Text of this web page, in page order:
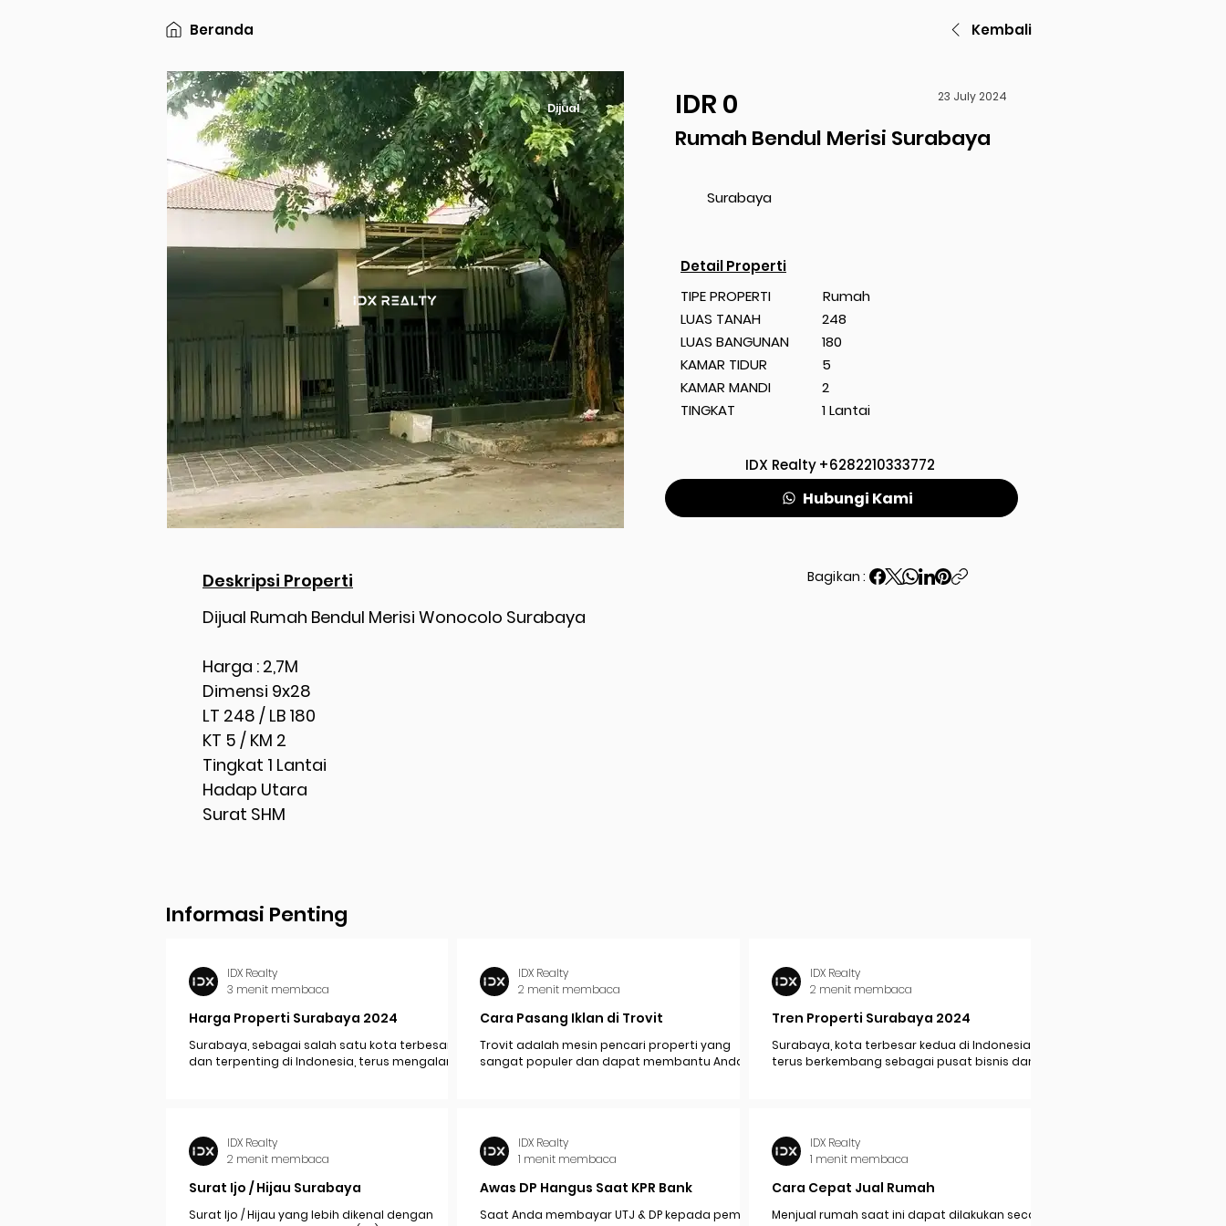
Beranda Kembali
Dijual IDR 0 23 July 2024
Rumah Bendul Merisi Surabaya
Surabaya
Detail Properti
TIPE PROPERTI
LUAS TANAH
LUAS BANGUNAN
KAMAR TIDUR
KAMAR MANDI
TINGKAT
Rumah
248
180
5
2
1 Lantai
IDX Realty+6282210333772
Hubungi Kami
Deskripsi Properti Bagikan :
Dijual Rumah Bendul Merisi Wonocolo Surabaya
Harga : 2,7M
Dimensi 9x28
LT 248 / LB 180
KT 5 / KM 2
Tingkat 1 Lantai
Hadap Utara
Surat SHM
Informasi Penting
Harga Properti Surabaya 2024
Surabaya, sebagai salah satu kota terbesar
dan terpenting di Indonesia, terus mengalami
IDX Realty
3 menit membaca
Cara Pasang Iklan di Trovit
Trovit adalah mesin pencari properti yang
sangat populer dan dapat membantu Anda
IDX Realty
2 menit membaca
Tren Properti Surabaya 2024
Surabaya, kota terbesar kedua di Indonesia,
terus berkembang sebagai pusat bisnis dan
IDX Realty
2 menit membaca
Surat Ijo / Hijau Surabaya
Surat Ijo / Hijau yang lebih dikenal dengan
IDX Realty
2 menit membaca
Awas DP Hangus Saat KPR Bank
Saat Anda membayar UTJ & DP kepada pemilik /
IDX Realty
1 menit membaca
Cara Cepat Jual Rumah
Menjual rumah saat ini dapat dilakukan secara
IDX Realty
1 menit membaca